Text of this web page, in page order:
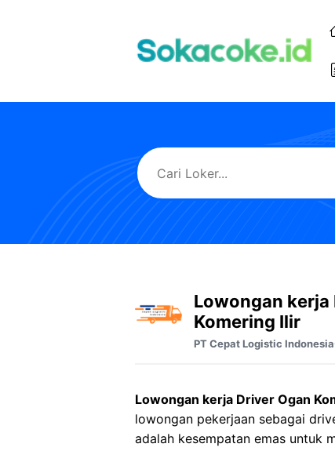
Lowongan kerja
Komering Ilir
PT Cepat Logistic Indonesia
Lowongan kerja Driver Ogan
lowongan pekerjaan sebagai
adalah kesempatan emas untuk